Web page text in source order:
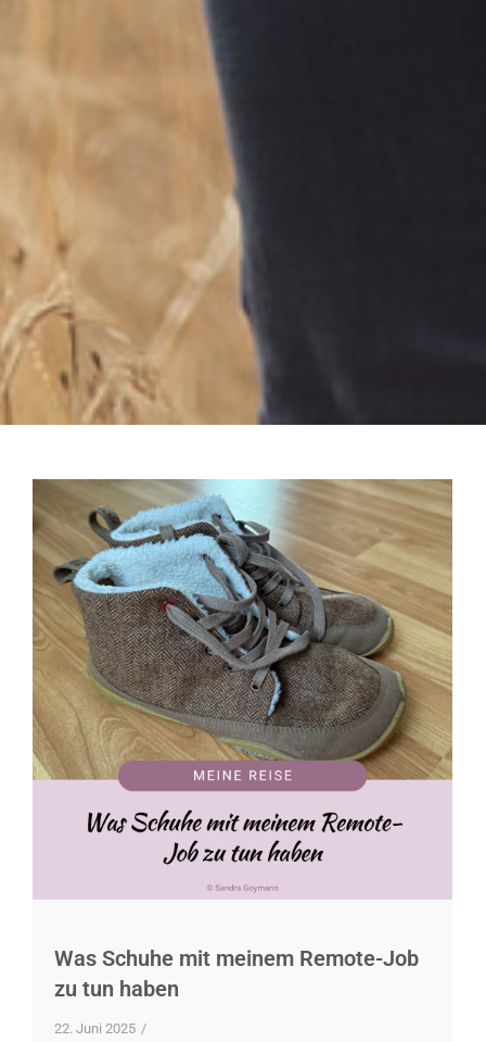
Was Schuhe mit meinem Remote-Job
zu tun haben
22. Juni 2025 /